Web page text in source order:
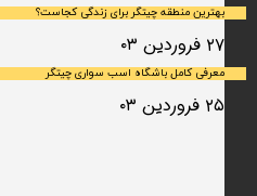
بهترین منطقه چیتگر برای زندگی کجاست؟
۲۷ فروردین ۰۳
معرفی کامل باشگاه اسب سواری چیتگر
۲۵ فروردین ۰۳